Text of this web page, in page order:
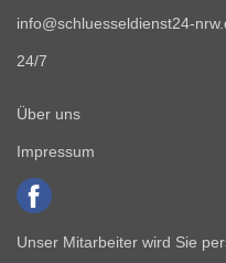
info@schluesseldienst24-
24/7
Über uns
Impressum
Unser Mitarbeiter wird Sie